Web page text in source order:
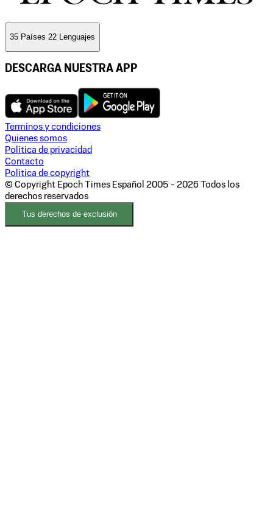
35 Países 22 Lenguajes
DESCARGA NUESTRA APP
Terminos y condiciones
Quienes somos
Politica de privacidad
Contacto
Politica de copyright
© Copyright Epoch Times Español 2005 - 2026 Todos los
derechos reservados
Tus derechos de exclusión